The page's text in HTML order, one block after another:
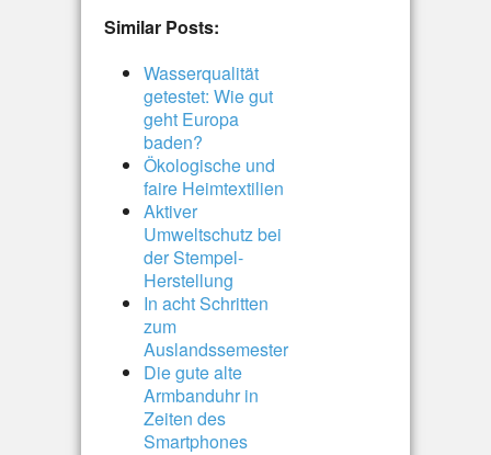
Similar Posts:
Wasserqualität
getestet: Wie gut
geht Europa
baden?
Ökologische und
faire Heimtextilien
Aktiver
Umweltschutz bei
der Stempel-
Herstellung
In acht Schritten
zum
Auslandssemester
Die gute alte
Armbanduhr in
Zeiten des
Smartphones